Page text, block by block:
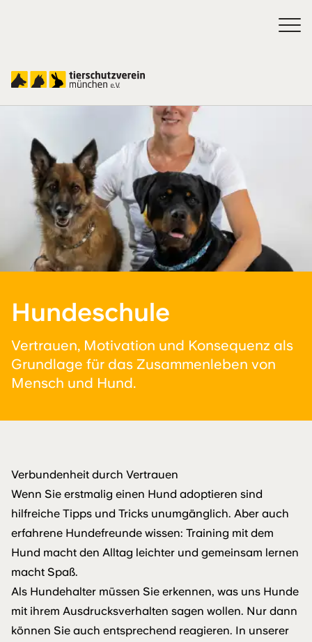
Hundeschule
Vertrauen, Motivation und Konsequenz als
Grundlage für das Zusammenleben von
Mensch und Hund.
Verbundenheit durch Vertrauen
Wenn Sie erstmalig einen Hund adoptieren sind
hilfreiche Tipps und Tricks unumgänglich. Aber auch
erfahrene Hundefreunde wissen: Training mit dem
Hund macht den Alltag leichter und gemeinsam lernen
macht Spaß.
Als Hundehalter müssen Sie erkennen, was uns Hunde
mit ihrem Ausdrucksverhalten sagen wollen. Nur dann
können Sie auch entsprechend reagieren. In unserer